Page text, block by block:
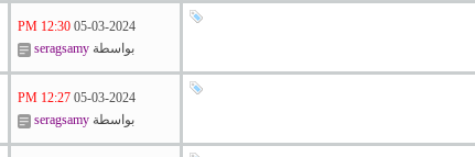
05-03-2024
12:30 PM
بواسطةseragsamy
05-03-2024
12:27 PM
بواسطةseragsamy